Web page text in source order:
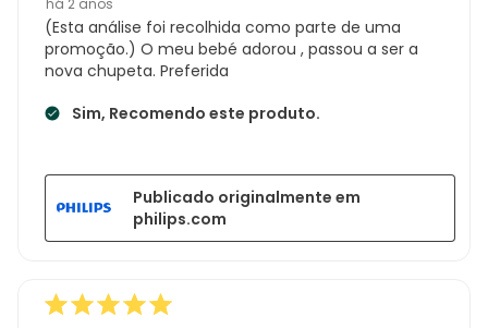
(Esta análise foi recolhida como parte de uma
promoção.) O meu bebé adorou , passou a ser a
nova chupeta. Preferida
Sim, Recomendo este produto.
Publicado originalmente em
philips.com